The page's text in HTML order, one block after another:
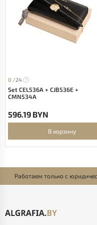
0 /24
Set CEL536A + CJB536E +
CMN534A
596.19 BYN
В корзину
Работаем только с